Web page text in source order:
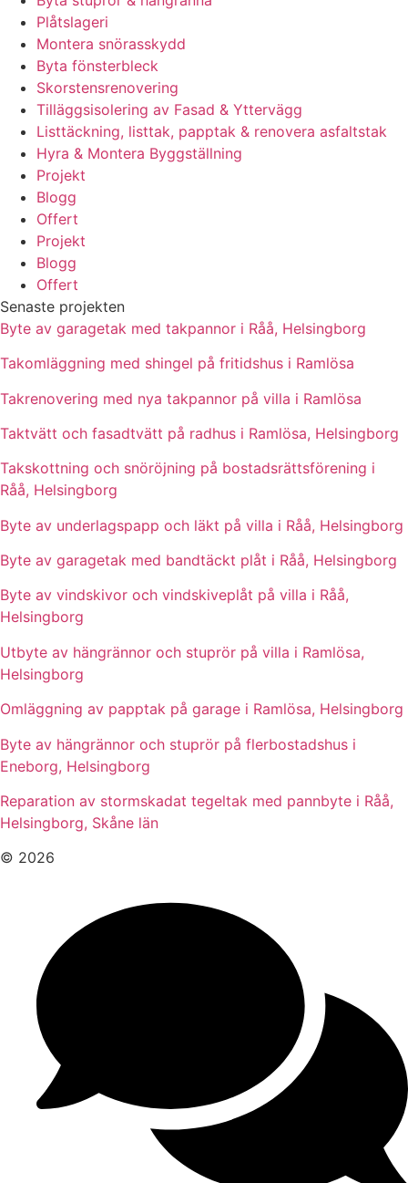
Plåtslageri
Montera snörasskydd
Byta fönsterbleck
Skorstensrenovering
Tilläggsisolering av Fasad & Yttervägg
Listtäckning, listtak, papptak & renovera asfaltstak
Hyra & Montera Byggställning
Projekt
Blogg
Offert
Projekt
Blogg
Offert
Senaste projekten
Byte av garagetak med takpannor i Råå, Helsingborg
Takomläggning med shingel på fritidshus i Ramlösa
Takrenovering med nya takpannor på villa i Ramlösa
Taktvätt och fasadtvätt på radhus i Ramlösa, Helsingborg
Takskottning och snöröjning på bostadsrättsförening i
Råå, Helsingborg
Byte av underlagspapp och läkt på villa i Råå, Helsingborg
Byte av garagetak med bandtäckt plåt i Råå, Helsingborg
Byte av vindskivor och vindskiveplåt på villa i Råå,
Helsingborg
Utbyte av hängrännor och stuprör på villa i Ramlösa,
Helsingborg
Omläggning av papptak på garage i Ramlösa, Helsingborg
Byte av hängrännor och stuprör på flerbostadshus i
Eneborg, Helsingborg
Reparation av stormskadat tegeltak med pannbyte i Råå,
Helsingborg, Skåne län
© 2026